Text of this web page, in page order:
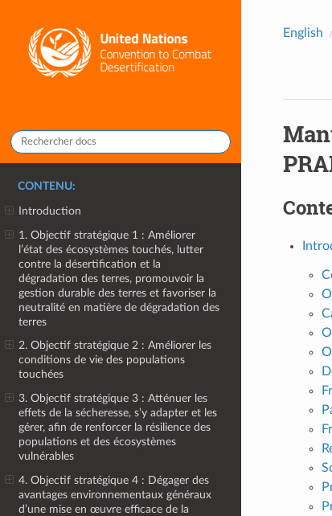
CONTENU:
Introduction
1. Objectif stratégique 1 : Améliorer
l’état des écosystèmes touchés, lutter
contre la désertification et la
dégradation des terres, promouvoir la
gestion durable des terres et favoriser la
neutralité en matière de dégradation des
terres
2. Objectif stratégique 2 : Améliorer les
conditions de vie des populations
touchées
3. Objectif stratégique 3 : Atténuer les
effets de la sécheresse, s’y adapter et les
gérer, afin de renforcer la résilience des
populations et des écosystèmes
vulnérables
4. Objectif stratégique 4 : Dégager des
avantages environnementaux généraux
d’une mise en œuvre efficace de la
English